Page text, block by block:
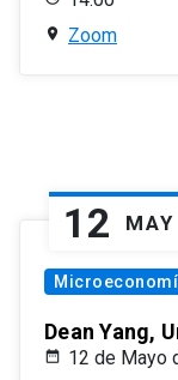
Zoom
12 MAY
Dean Yang,
12 de Mayo